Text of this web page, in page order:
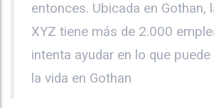
entonces. Ubicada en Gothan,
XYZ tiene más de 2.000
intenta ayudar en lo que
la vida en Gothan